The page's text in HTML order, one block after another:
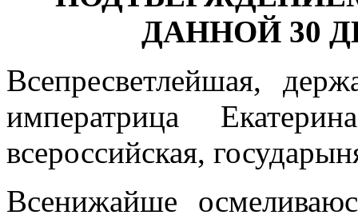
ДАННОЙ 30
Всепресветлейшая,
императрица
всероссийская,
Всенижайше